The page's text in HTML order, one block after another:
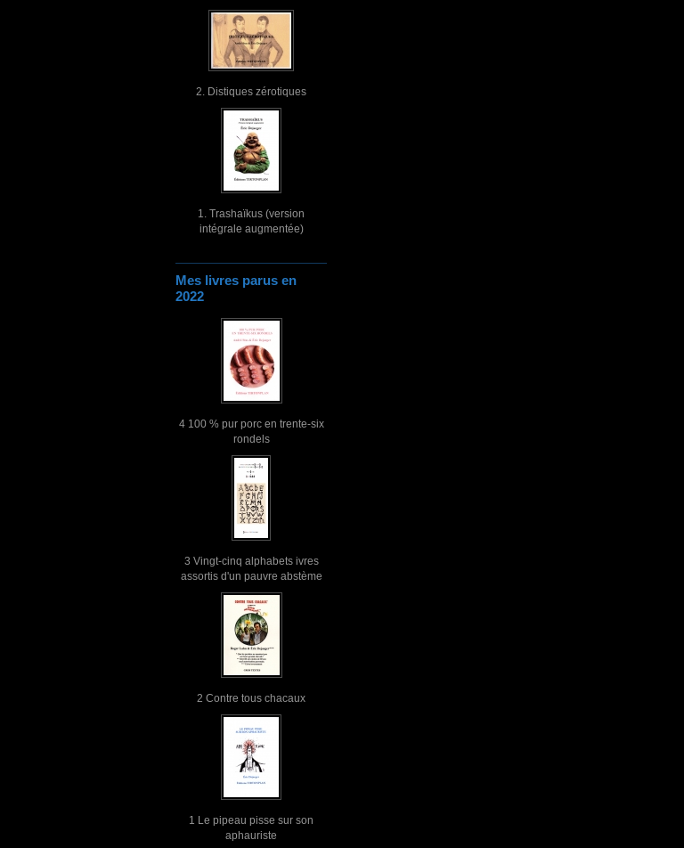
2. Distiques zérotiques
1. Trashaïkus (version
intégrale augmentée)
Mes livres parus en
2022
4 100 % pur porc en trente-six
rondels
3 Vingt-cinq alphabets ivres
assortis d'un pauvre abstème
2 Contre tous chacaux
1 Le pipeau pisse sur son
aphauriste